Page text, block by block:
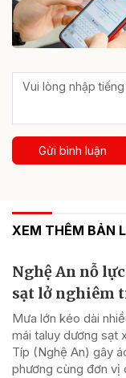
Gửi bình luận
XEM THÊM BẢN
Nghệ An nỗ
sạt lở nghiêm
Mưa lớn kéo dài
mái taluy dương sạt
Típ (Nghệ An) gây
phương cùng đơn vị